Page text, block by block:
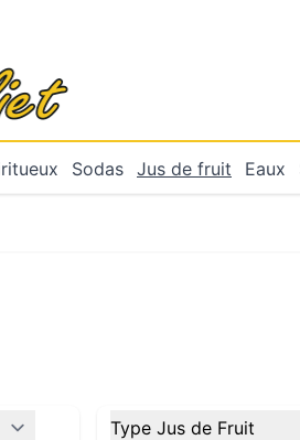
Sodas Jus de fruit Eaux
Type Jus de Fruit